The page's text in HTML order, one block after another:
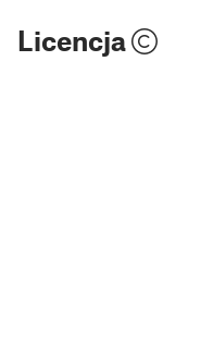
Licencja